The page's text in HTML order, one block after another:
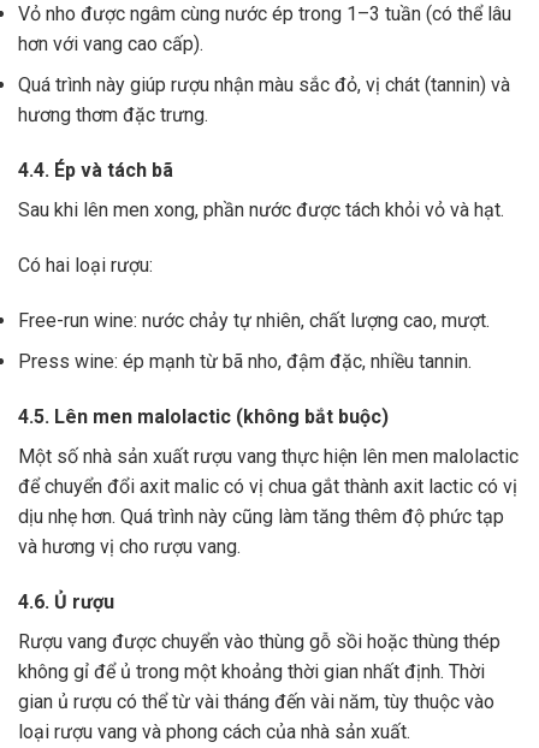
Vỏ nho được ngâm cùng nước ép trong 1–3 tuần (có thể lâu
hơn với vang cao cấp).
Quá trình này giúp rượu nhận màu sắc đỏ, vị chát (tannin) và
hương thơm đặc trưng.
4.4. Ép và tách bã
Sau khi lên men xong, phần nước được tách khỏi vỏ và hạt.
Có hai loại rượu:
Free-run wine: nước chảy tự nhiên, chất lượng cao, mượt.
Press wine: ép mạnh từ bã nho, đậm đặc, nhiều tannin.
4.5. Lên men malolactic (không bắt buộc)
Một số nhà sản xuất rượu vang thực hiện lên men malolactic
để chuyển đổi axit malic có vị chua gắt thành axit lactic có vị
dịu nhẹ hơn. Quá trình này cũng làm tăng thêm độ phức tạp
và hương vị cho rượu vang.
4.6. Ủ rượu
Rượu vang được chuyển vào thùng gỗ sồi hoặc thùng thép
không gỉ để ủ trong một khoảng thời gian nhất định. Thời
gian ủ rượu có thể từ vài tháng đến vài năm, tùy thuộc vào
loại rượu vang và phong cách của nhà sản xuất.